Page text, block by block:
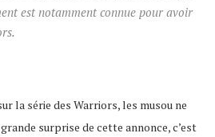
est notamment connue pour avoir
la série des Warriors, les musou ne
surprise de cette annonce, c’est